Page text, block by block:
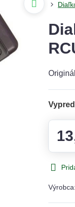
Výrobca: